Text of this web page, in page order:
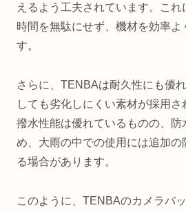
えるよう工夫されています。こ
時間を無駄にせず、機材を効率よ
す。
さらに、TENBAは耐久性にも優
しても劣化しにくい素材が採用さ
撥水性能は優れているものの、防
め、大雨の中での使用には追加の
る場合があります。
このように、TENBAのカメラバ